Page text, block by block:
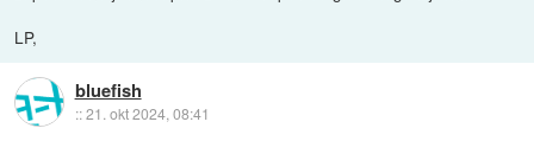
LP,
bluefish
::21. okt 2024, 08:41